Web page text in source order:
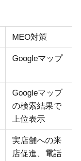
MEO対策
Googleマップ
Googleマップ
の検索結果で
上位表示
実店舗への来
店促進、電話